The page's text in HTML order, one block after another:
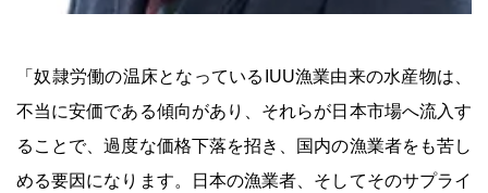
「奴隷労働の温床となっているIUU漁業由来の水産物は、
不当に安価である傾向があり、それらが日本市場へ流入す
ることで、過度な価格下落を招き、国内の漁業者をも苦し
める要因になります。日本の漁業者、そしてそのサプライ